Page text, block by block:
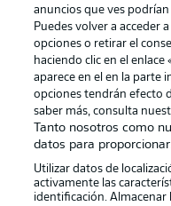
Canales
Jugadores
Sello Editorial
anuncios que ves
Puedes volver a acceder
opciones o retirar el
haciendo clic en el
aparece en el en la parte
opciones tendrán efecto
saber más, consulta
Tanto nosotros como
datos para
Utilizar datos de
activamente las
identificación.